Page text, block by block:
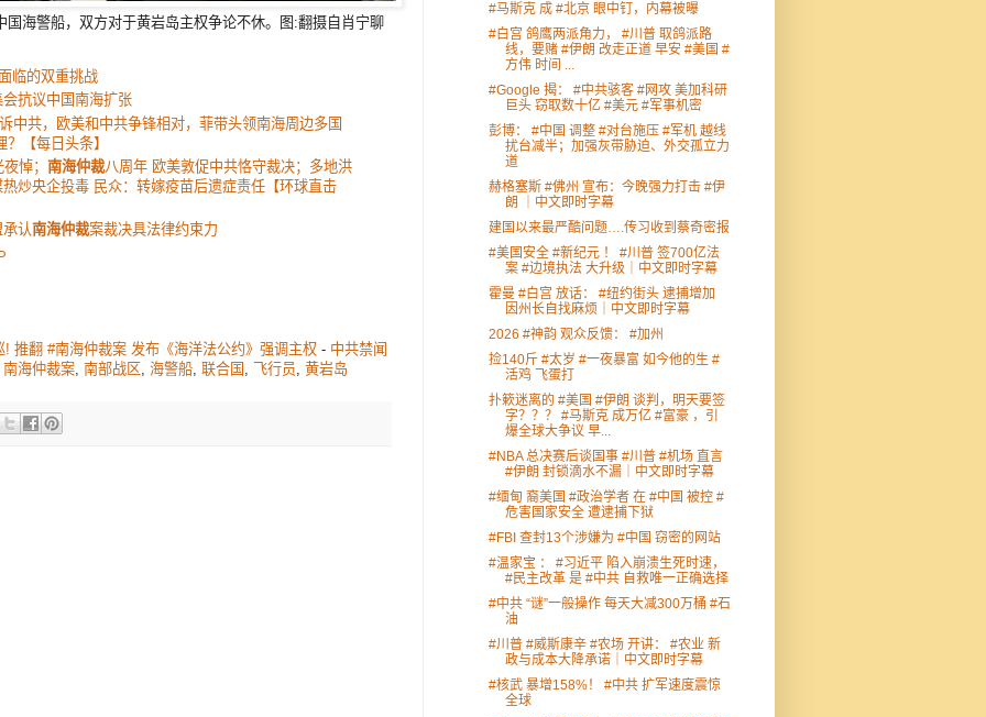
国海警船，双方对于黄岩岛主权争论不休。图:翻摄自肖宁聊
临的双重挑战
抗议中国南海扩张
中共，欧美和中共争锋相对，菲带头领南海周边多国
【每日头条】
悼； 南海仲裁八周年 欧美敦促中共恪守裁决；多地洪
炒央企投毒 民众：转嫁疫苗后遗症责任【环球直击
认南海仲裁案裁决具法律约束力
推翻 #南海仲裁案 发布《海洋法公约》强调主权 - 中共禁闻
南海仲裁案 南部战区 海警船 联合国 飞行员 黄岩岛
#马斯克 成 #北京 眼中钉，内幕被曝
#白宫 鸽鹰两派角力， #川普 取鸽派路
线，要赌 #伊朗 改走正道 早安 #美国 #
方伟 时间 ...
#Google 揭： #中共骇客 #网攻 美加科研
巨头 窃取数十亿 #美元 #军事机密
彭博： #中国 调整 #对台施压 #军机 越线
扰台减半；加强灰带胁迫、外交孤立力
道
赫格塞斯 #佛州 宣布：今晚强力打击 #伊
朗 ｜中文即时字幕
建国以来最严酷问题….传习收到蔡奇密报
#美国安全 #新纪元 ！ #川普 签700亿法
案 #边境执法 大升级｜中文即时字幕
霍曼 #白宫 放话： #纽约街头 逮捕增加
因州长自找麻烦｜中文即时字幕
2026 #神韵 观众反馈： #加州
捡140斤 #太岁 #一夜暴富 如今他的生 #
活鸡 飞蛋打
扑簌迷离的 #美国 #伊朗 谈判，明天要签
字？？？ #马斯克 成万亿 #富豪 ，引
爆全球大争议 早...
#NBA 总决赛后谈国事 #川普 #机场 直言
#伊朗 封锁滴水不漏｜中文即时字幕
#缅甸 裔美国 #政治学者 在 #中国 被控 #
危害国家安全 遭逮捕下狱
#FBI 查封13个涉嫌为 #中国 窃密的网站
#温家宝 ： #习近平 陷入崩溃生死时速，
#民主改革 是 #中共 自救唯一正确选择
#中共 “谜”一般操作 每天大减300万桶 #石
油
#川普 #威斯康辛 #农场 开讲： #农业 新
政与成本大降承诺｜中文即时字幕
#核武 暴增158%！ #中共 扩军速度震惊
全球